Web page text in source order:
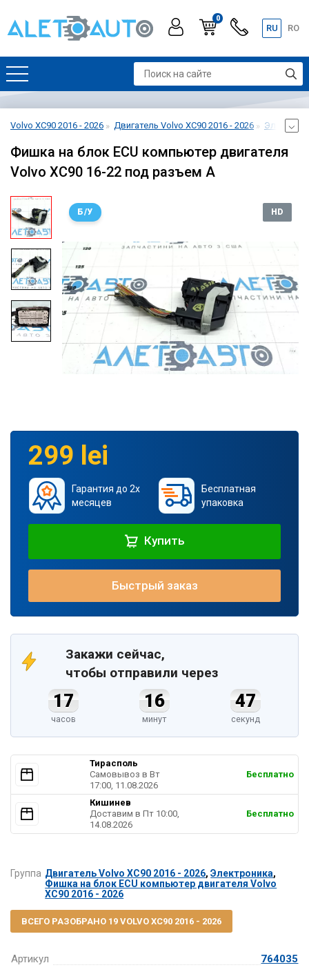
0
RU RO
Volvo XC90 2016 - 2026 Двигатель Volvo XC90 2016 - 2026
Фишка на блок ECU компьютер двигателя
Volvo XC90 16-22 под разъем A
Б/У HD
Артикул
764035
299 lei
Гарантия до 2х
месяцев
Бесплатная
упаковка
Купить
Быстрый заказ
Закажи сейчас,
чтобы отправили через
17
часов
16
минут
46
секунд
Тирасполь
Самовывоз в Вт
17:00, 11.08.2026
Бесплатно
Кишинев
Доставим в Пт 10:00,
14.08.2026
Бесплатно
Группа Двигатель Volvo XC90 2016 - 2026,Электроника,
Фишка на блок ECU компьютер двигателя Volvo
XC90 2016 - 2026
ВСЕГО РАЗОБРАНО 19 VOLVO XC90 2016 - 2026